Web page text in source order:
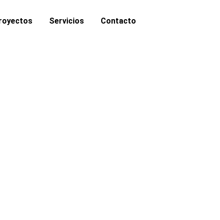
Servicios Contacto